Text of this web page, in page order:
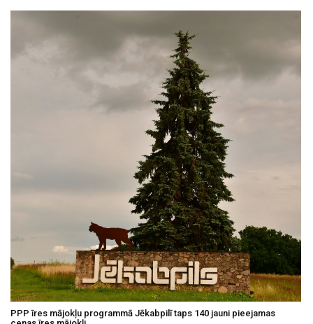
PPP īres mājokļu programmā Jēkabpilī taps 140 jauni pieejamas